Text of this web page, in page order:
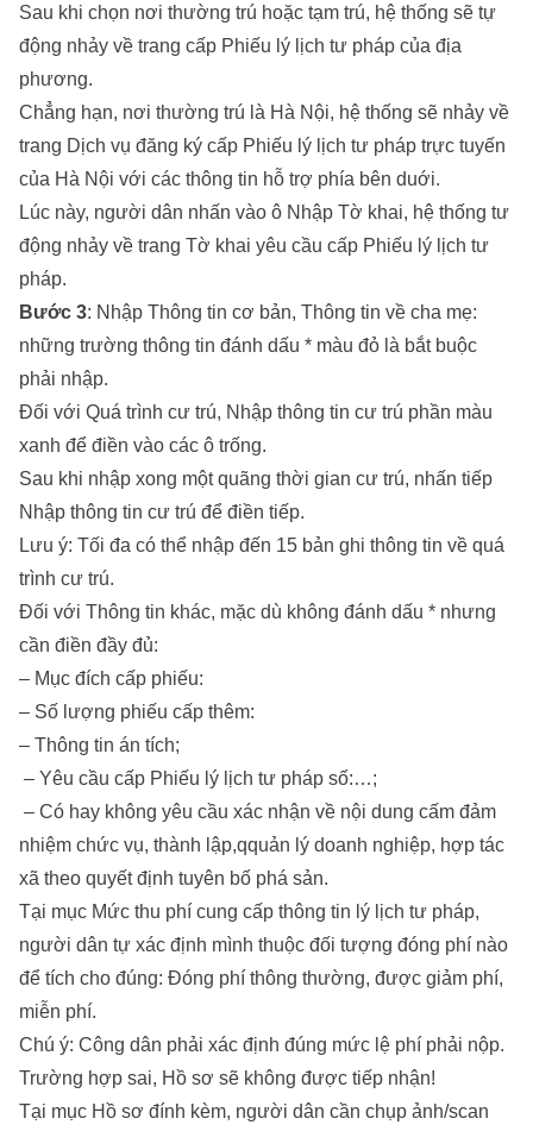
Sau khi chọn nơi thường trú hoặc tạm trú, hệ thống sẽ tự
động nhảy về trang cấp Phiếu lý lịch tư pháp của địa
phương.
Chẳng hạn, nơi thường trú là Hà Nội, hệ thống sẽ nhảy về
trang Dịch vụ đăng ký cấp Phiếu lý lịch tư pháp trực tuyến
của Hà Nội với các thông tin hỗ trợ phía bên duới.
Lúc này, người dân nhấn vào ô Nhập Tờ khai, hệ thống tư
động nhảy về trang Tờ khai yêu cầu cấp Phiếu lý lịch tư
pháp.
Bước 3: Nhập Thông tin cơ bản, Thông tin về cha mẹ:
những trường thông tin đánh dấu * màu đỏ là bắt buộc
phải nhập.
Đối với Quá trình cư trú, Nhập thông tin cư trú phần màu
xanh để điền vào các ô trống.
Sau khi nhập xong một quãng thời gian cư trú, nhấn tiếp
Nhập thông tin cư trú để điền tiếp.
Lưu ý: Tối đa có thể nhập đến 15 bản ghi thông tin về quá
trình cư trú.
Đối với Thông tin khác, mặc dù không đánh dấu * nhưng
cần điền đầy đủ:
– Mục đích cấp phiếu:
– Số lượng phiếu cấp thêm:
– Thông tin án tích;
– Yêu cầu cấp Phiếu lý lịch tư pháp số:…;
– Có hay không yêu cầu xác nhận về nội dung cấm đảm
nhiệm chức vụ, thành lập,qquản lý doanh nghiệp, hợp tác
xã theo quyết định tuyên bố phá sản.
Tại mục Mức thu phí cung cấp thông tin lý lịch tư pháp,
người dân tự xác định mình thuộc đối tượng đóng phí nào
để tích cho đúng: Đóng phí thông thường, được giảm phí,
miễn phí.
Chú ý: Công dân phải xác định đúng mức lệ phí phải nộp.
Trường hợp sai, Hồ sơ sẽ không được tiếp nhận!
Tại mục Hồ sơ đính kèm, người dân cần chụp ảnh/scan